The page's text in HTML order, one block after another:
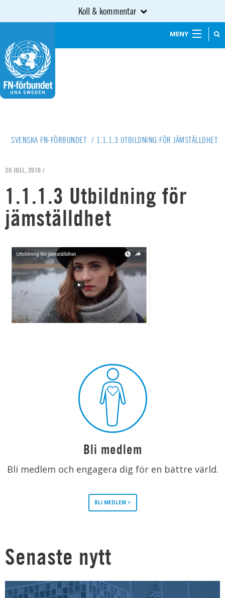
Koll & kommentar
MENY
SVENSKA FN-FÖRBUNDET / 1.1.1.3 UTBILDNING FÖR JÄMSTÄLLDHET
30 JULI, 2016 /
1.1.1.3 Utbildning för
jämställdhet
Bli medlem
Bli medlem och engagera dig för en bättre värld.
BLI MEDLEM >
Senaste nytt